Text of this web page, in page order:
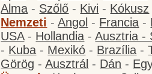
Alma - Szőlő - Kivi - Kókusz
Nemzeti -Angol - Francia -
USA- Hollandia -Ausztria -
- Kuba - Mexikó - Brazília -
Görög -Ausztrál - Dán -